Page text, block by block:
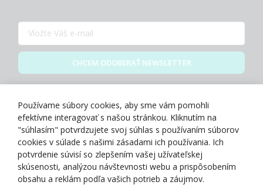
CHCEM ODOBERAŤ NEWSLETTER
O NÁS
Používame súbory cookies, aby sme vám pomohli
efektívne interagovať s našou stránkou. Kliknutím na
"súhlasím" potvrdzujete svoj súhlas s používaním súborov
cookies v súlade s našimi zásadami ich používania. Ich
potvrdenie súvisí so zlepšením vašej užívateľskej
skúsenosti, analýzou návštevnosti webu a prispôsobením
obsahu a reklám podľa vašich potrieb a záujmov.